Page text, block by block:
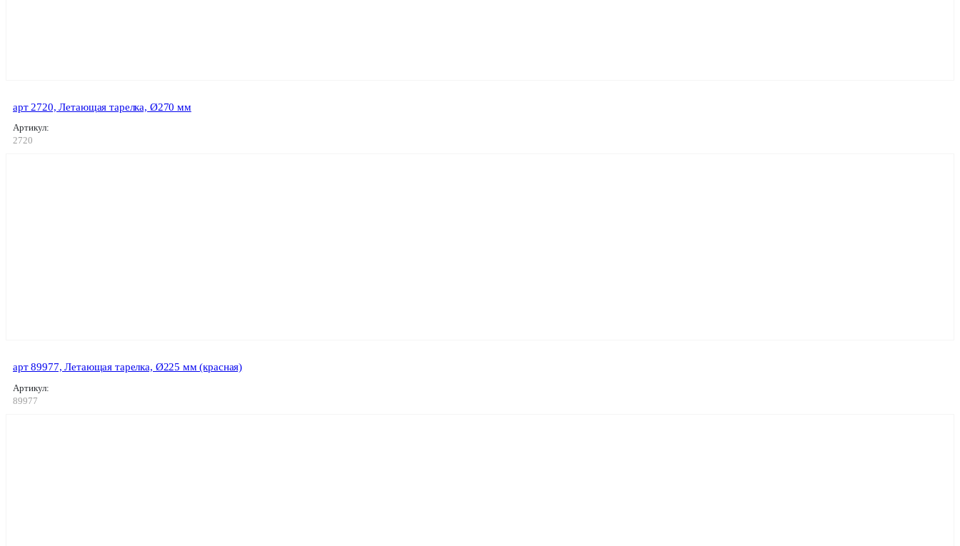
арт 2720, Летающая тарелка, Ø270 мм
Артикул:
2720
арт 89977, Летающая тарелка, Ø225 мм (красная)
Артикул:
89977